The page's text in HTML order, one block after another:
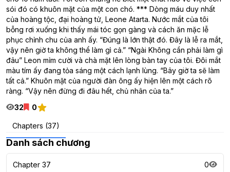
sói đó có khuôn mặt của một con chó. *** Dòng máu duy nhất
của hoàng tộc, đại hoàng tử, Leone Atarta. Nước mắt của tôi
bỗng rơi xuống khi thấy mái tóc gọn gàng và cách ăn mặc lễ
phục chỉnh chu của anh ấy. “Đúng là lớn thật đó. Đây là lễ ra mắt,
vậy nên giờ ta không thể làm gì cả.” “Ngài Không cần phải làm gì
đâu” Leon mỉm cười và chà mặt lên lòng bàn tay của tôi. Đôi mắt
màu tím ấy đang tỏa sáng một cách lạnh lùng. “Bây giờ ta sẽ làm
tất cả.” Khuôn mặt của người đàn ông ấy hiện lên một cách rõ
ràng. “Vậy nên đừng đi đâu hết, chủ nhân của ta.”
32
0
Chapters (37)
Danh sách chương
Chapter 37 0